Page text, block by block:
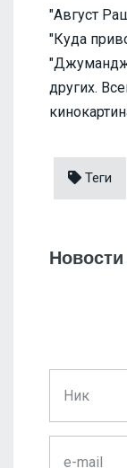
"Август
"Куда
других.
Теги